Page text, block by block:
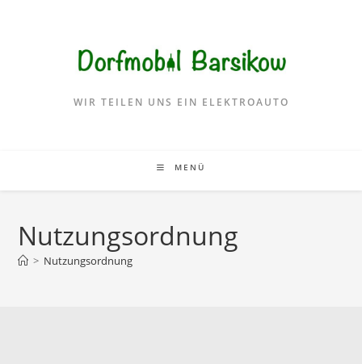
WIR TEILEN UNS EIN ELEKTROAUTO
MENÜ
Nutzungsordnung
> Nutzungsordnung